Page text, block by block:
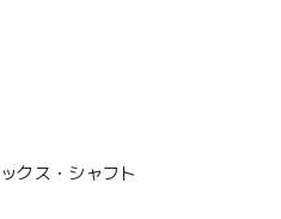
クス・シャフト